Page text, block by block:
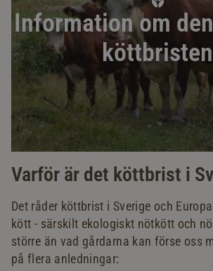
Information om
köttbristen
Varför är det köttbrist i
Det råder köttbrist i Sverige och
kött - särskilt ekologiskt nötkött och
större än vad gårdarna kan förse oss
på flera anledningar: